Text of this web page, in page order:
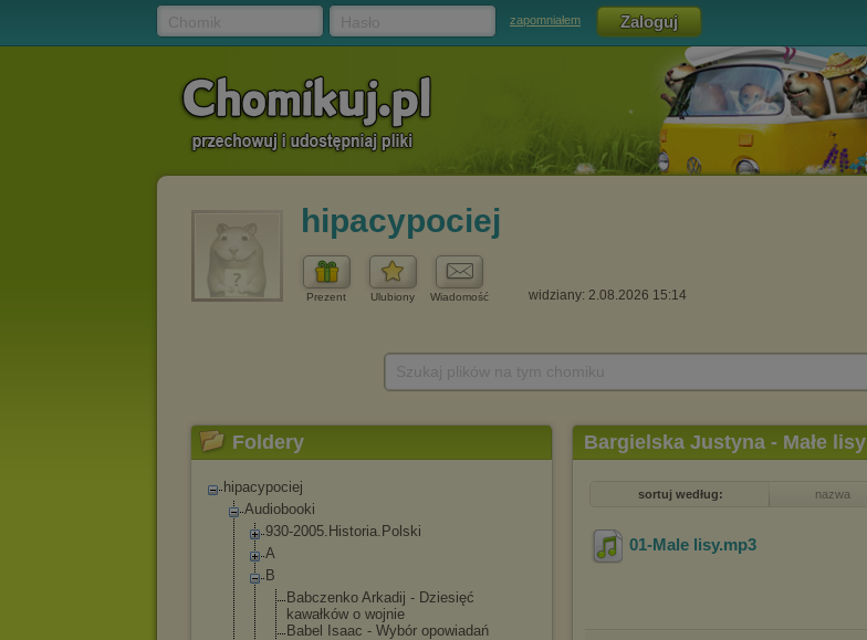
zapomniałem
hipacypociej
Prezent Ulubiony Wiadomość widziany: 2.08.2026 15:14
Foldery
hipacypociej
Audiobooki
930-2005.Historia.Polski
A
B
Babczenko Arkadij - Dziesięć
kawałków o wojnie
Babel Isaac - Wybór opowiadań
Bargielska Justyna - Małe lisy
sortuj według: nazwa
01-Male lisy.mp3